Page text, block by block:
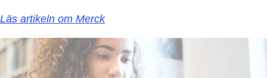
Läs artikeln om Merck